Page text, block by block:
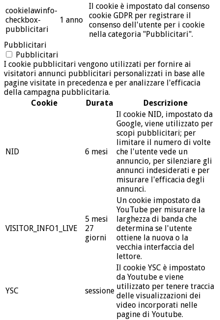
cookielawinfo-
checkbox-
pubblicitari
1 anno
Il cookie è impostato dal consenso
cookie GDPR per registrare il
consenso dell'utente per i cookie
nella categoria "Pubblicitari".
Pubblicitari
Pubblicitari
I cookie pubblicitari vengono utilizzati per fornire ai
visitatori annunci pubblicitari personalizzati in base alle
pagine visitate in precedenza e per analizzare l'efficacia
della campagna pubblicitaria.
Cookie
Durata Descrizione
NID 6 mesi
Il cookie NID, impostato da
Google, viene utilizzato per
scopi pubblicitari; per
limitare il numero di volte
che l'utente vede un
annuncio, per silenziare gli
annunci indesiderati e per
misurare l'efficacia degli
annunci.
VISITOR_INFO1_LIVE
5 mesi
27
giorni
Un cookie impostato da
YouTube per misurare la
larghezza di banda che
determina se l'utente
ottiene la nuova o la
vecchia interfaccia del
lettore.
YSC sessione
Il cookie YSC è impostato
da Youtube e viene
utilizzato per tenere traccia
delle visualizzazioni dei
video incorporati nelle
pagine di Youtube.